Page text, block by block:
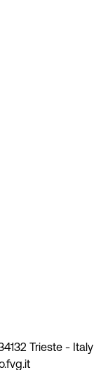
Trieste - Italy